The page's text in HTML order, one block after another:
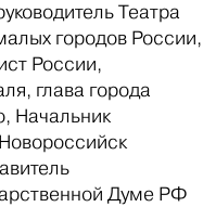
Театра
городов России,
России,
глава города
Начальник
Думе РФ